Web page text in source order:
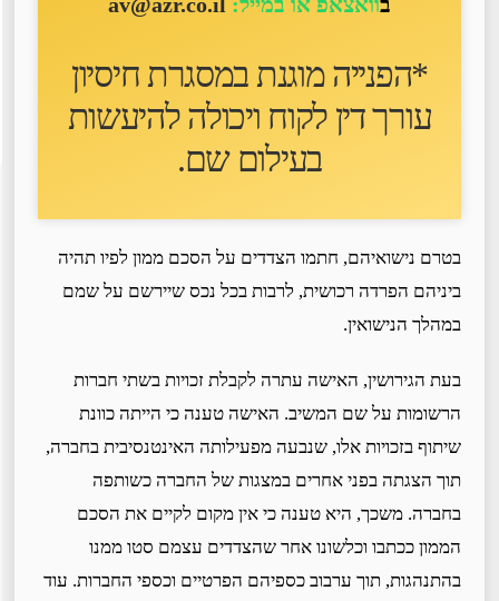
*הפנייה מוגנת במסגרת חיסיון
עורך דין לקוח ו יכולה להיעשות
בעילום שם.
בטרם נישואיהם, חתמו הצדדים על הסכם ממון לפיו תהיה
ביניהם הפרדה רכושית, לרבות בכל נכס שיירשם על שמם
במהלך הנישואין.
בעת הגירושין, האישה עתרה לקבלת זכויות בשתי חברות
הרשומות על שם המשיב. האישה טענה כי הייתה כוונת
שיתוף בזכויות אלו, שנבעה מפעילותה האינטנסיבית בחברה,
תוך הצגתה בפני אחרים במצגות של החברה כשותפה
בחברה. משכך, היא טענה כי אין מקום לקיים את הסכם
הממון ככתבו וכלשונו אחר שהצדדים עצמם סטו ממנו
בהתנהגות, תוך ערבוב כספיהם הפרטיים וכספי החברות. עוד